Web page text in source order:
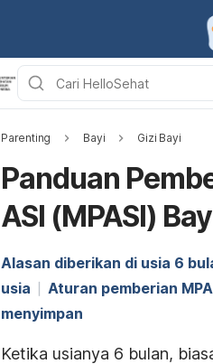
Parenting Bayi Gizi Bayi
Panduan
ASI (MPASI)
Alasan diberikan di usia 6
usia
Aturan pemberian
menyimpan
Ketika usianya 6 bulan,